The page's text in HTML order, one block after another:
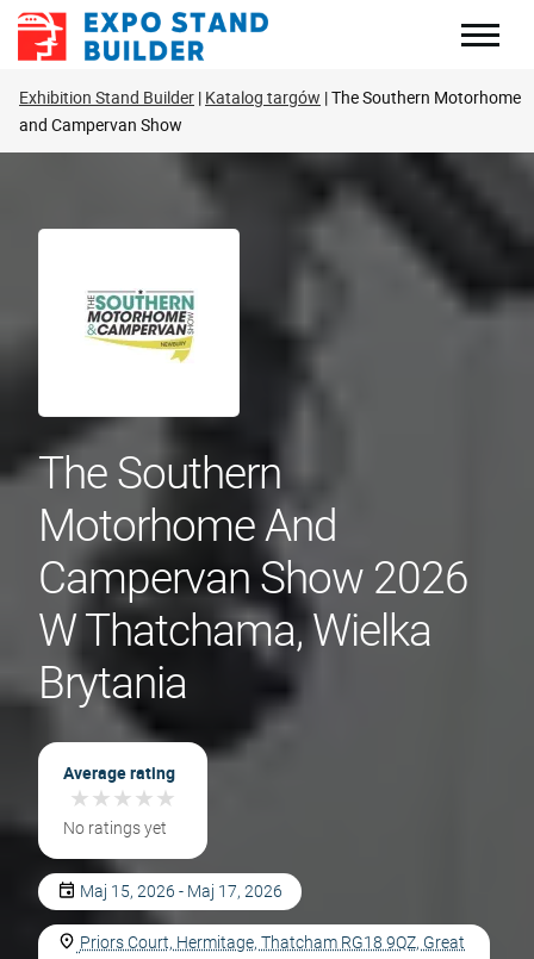
Skip
Exhibition Stand Builder Katalog targów The Southern Motorhome
and Campervan Show
The Southern
Motorhome And
Campervan Show 2026
W Thatchama, Wielka
Brytania
Average rating
★★★★★
★★★★★
No ratings yet
Maj 15, 2026 - Maj 17, 2026
Priors Court, Hermitage, Thatcham RG18 9QZ, Great